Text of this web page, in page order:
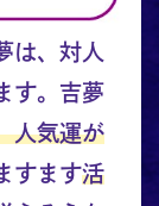
は、対人
す。吉夢
人気運が
すます活